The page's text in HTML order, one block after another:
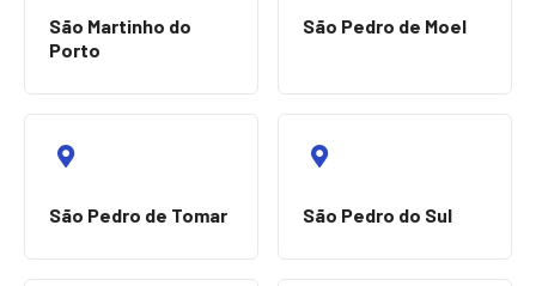
São Martinho do
Porto
São Pedro de Moel
São Pedro de Tomar São Pedro do Sul